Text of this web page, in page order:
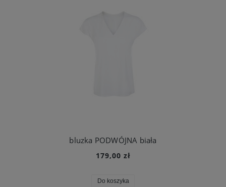
bluzka PODWÓJNA biała
179,00 zł
Do koszyka